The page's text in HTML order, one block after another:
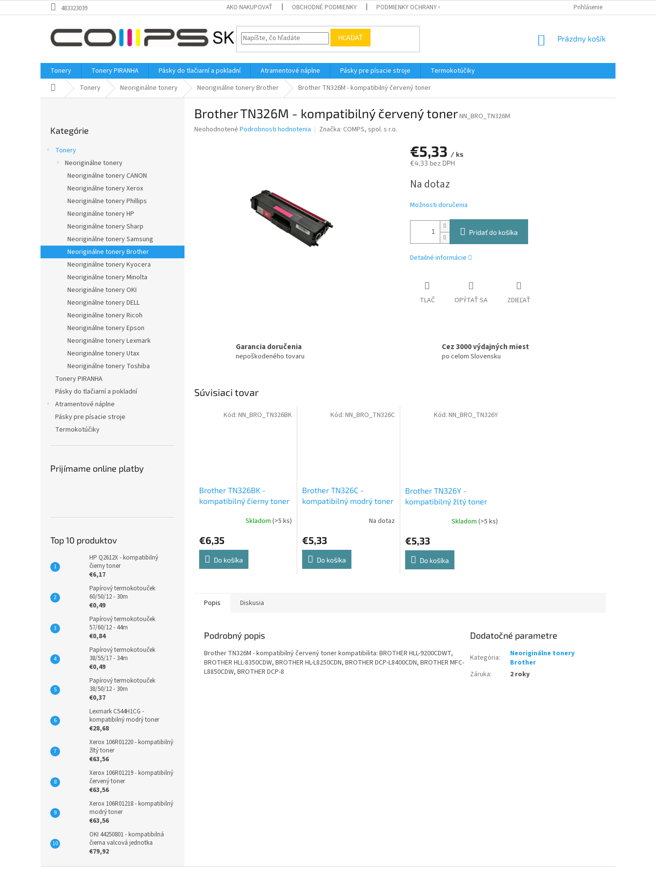
na
483323039 AKO NAKUPOVAŤ OBCHODNÉ PODMIENKY PODMIENKY OCHRANY OSOBNÝCH ÚDAJOV KONTAKTY
Prihlásenie
HĽADAŤ
NÁKUPNÝ
Prázdny košík
Tonery Tonery PIRANHA Pásky do tlačiarní a pokladní Atramentové náplne Pásky pre písacie stroje
Termokotúčiky
Domov Tonery Neoriginálne tonery Neoriginálne tonery Brother Brother TN326M - kompatibilný červený toner
kategórie
Kategórie
Tonery
Neoriginálne tonery
Neoriginálne tonery CANON
Neoriginálne tonery Xerox
Neoriginálne tonery Phillips
Neoriginálne tonery HP
Neoriginálne tonery Sharp
Neoriginálne tonery Samsung
Neoriginálne tonery Brother
Neoriginálne tonery Kyocera
Neoriginálne tonery Minolta
Neoriginálne tonery OKI
Neoriginálne tonery DELL
Neoriginálne tonery Ricoh
Neoriginálne tonery Epson
Neoriginálne tonery Lexmark
Neoriginálne tonery Utax
Neoriginálne tonery Toshiba
Tonery PIRANHA
Pásky do tlačiarní a pokladní
Atramentové náplne
Pásky pre písacie stroje
Termokotúčiky
Prijímame online platby
Top 10 produktov
HP Q2612X - kompatibilný
čierny toner
€6,17
Papírový termokotouček
60/50/12 - 30m
€0,49
Papírový termokotouček
57/60/12 - 44m
€0,84
Papírový termokotouček
38/55/17 - 34m
€0,49
Papírový termokotouček
38/50/12 - 30m
€0,37
Lexmark C544H1CG -
kompatibilný modrý toner
€28,68
Xerox 106R01220 - kompatibilný
žltý toner
€63,56
Xerox 106R01219 - kompatibilný
červený toner
€63,56
Xerox 106R01218 - kompatibilný
modrý toner
€63,56
OKI 44250801 - kompatibilná
čierna valcová jednotka
€79,92
Brother TN326M - kompatibilný červený tonerNN_BRO_TN326M
Priemerné
Neohodnotené Podrobnosti hodnotenia Značka: COMPS, spol. s r.o.
€5,33 / ks
€4,33 bez DPH
cena:
Na dotaz
Možnosti doručenia
Pridať do košíka
Detailné informácie
TLAČ OPÝTAŤ SA ZDIEĽAŤ
Garancia doručenia
nepoškodeného tovaru
Cez 3000 výdajných miest
po celom Slovensku
Súvisiaci tovar
Brother TN326BK -
kompatibilný čierny toner
Skladom (>5 ks)
€6,35
Do košíka
Kód: NN_BRO_TN326BK
Brother TN326C -
kompatibilný modrý toner
Na dotaz
€5,33
Do košíka
Kód: NN_BRO_TN326C
Brother TN326Y -
kompatibilný žltý toner
Skladom(>5 ks)
€5,33
Do košíka
Kód:NN_BRO_TN326Y
Popis Diskusia
Podrobný popis
Brother TN326M - kompatibilný červený toner kompatibilita: BROTHER HLL-9200CDWT,
BROTHER HLL-8350CDW, BROTHER HL-L8250CDN, BROTHER DCP-L8400CDN, BROTHER MFC-
L8850CDW, BROTHER DCP-8
Dodatočné parametre
Kategória:
Neoriginálne tonery
Brother
Záruka: 2 roky